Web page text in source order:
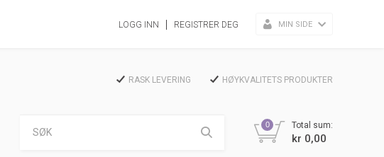
LOGG INN REGISTRER DEG MIN SIDE
RASK LEVERING HØYKVALITETS PRODUKTER
0 Total sum:
kr 0,00